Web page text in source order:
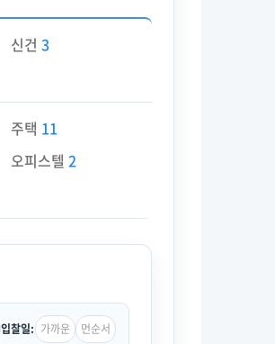
신건 3
주택 11
오피스텔 2
입찰일: 가까운 먼순서